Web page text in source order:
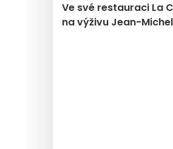
Ve své restauraci La
na výživu Jean-